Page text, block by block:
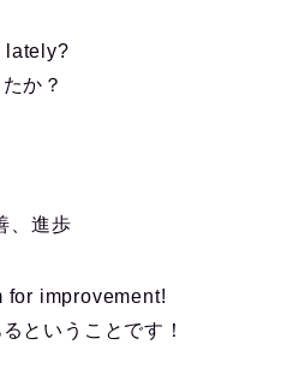
lately?
か？
、進歩
for improvement!
ということです！